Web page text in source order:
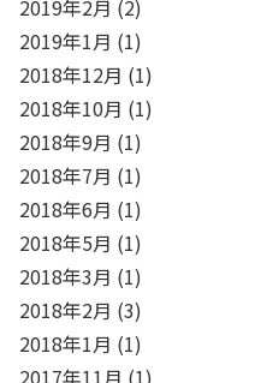
2019年2月 (2)
2019年1月 (1)
2018年12月 (1)
2018年10月 (1)
2018年9月 (1)
2018年7月 (1)
2018年6月 (1)
2018年5月 (1)
2018年3月 (1)
2018年2月 (3)
2018年1月 (1)
2017年11月 (1)